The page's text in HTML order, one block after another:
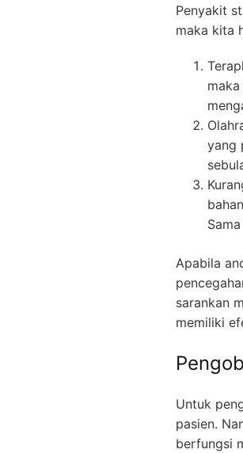
Penyakit
maka kita
yang
Apabila
sarankan
memiliki
Untuk
pasien.
berfungsi